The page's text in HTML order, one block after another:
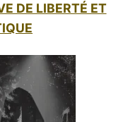
DE LIBERTÉ ET